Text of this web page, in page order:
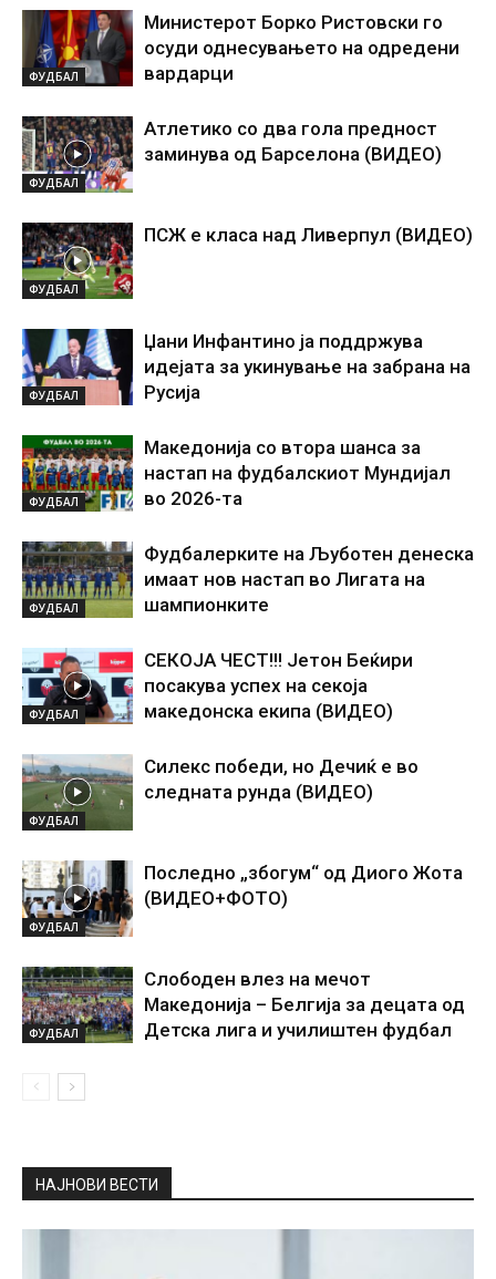
ФУДБАЛ
Министерот Борко Ристовски го
осуди однесувањето на одредени
вардарци
ФУДБАЛ
Атлетико со два гола предност
заминува од Барселона (ВИДЕО)
ФУДБАЛ
ПСЖ е класа над Ливерпул (ВИДЕО)
ФУДБАЛ
Џани Инфантино ја поддржува
идејата за укинување на забрана на
Русија
ФУДБАЛ
Македонија со втора шанса за
настап на фудбалскиот Мундијал
во 2026-та
ФУДБАЛ
Фудбалерките на Љуботен денеска
имаат нов настап во Лигата на
шампионките
ФУДБАЛ
СЕКОЈА ЧЕСТ!!! Јетон Беќири
посакува успех на секоја
македонска екипа (ВИДЕО)
ФУДБАЛ
Силекс победи, но Дечиќ е во
следната рунда (ВИДЕО)
ФУДБАЛ
Последно „збогум“ од Диого Жота
(ВИДЕО+ФОТО)
ФУДБАЛ
Слободен влез на мечот
Македонија – Белгија за децата од
Детска лига и училиштен фудбал
НАЈНОВИ ВЕСТИ